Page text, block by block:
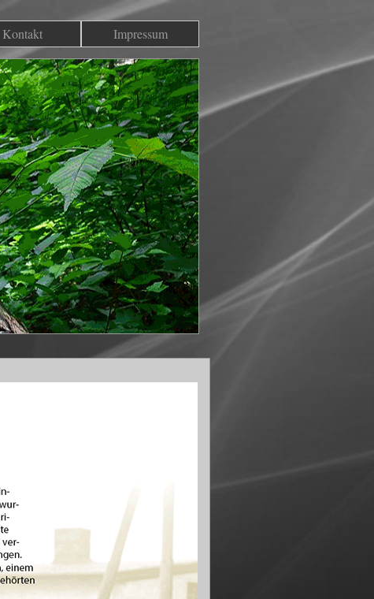
Kontakt Impressum